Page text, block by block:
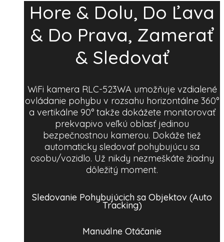
Hore & Dolu, Do Ľava
& Do Prava, Zamerať
& Sledovať
WiFi kamera RLC-523WA umožňuje vzdialené
ovládanie pohybu v rozsahu horizontálne 360°
a vertikálne 90° takže dokážete monitorovať
prekvapivo veľkú oblasť jedinou
bezpečnostnou kamerou. Dokáže tiež
automaticky sledovať pohybujúcu sa
osobu/vozidlo. Už nikdy nezmeškáte žiadny
dôležitý moment.
Sledovanie Pohybujúcich sa Objektov (Auto
Tracking)
Manuálne Otáčanie